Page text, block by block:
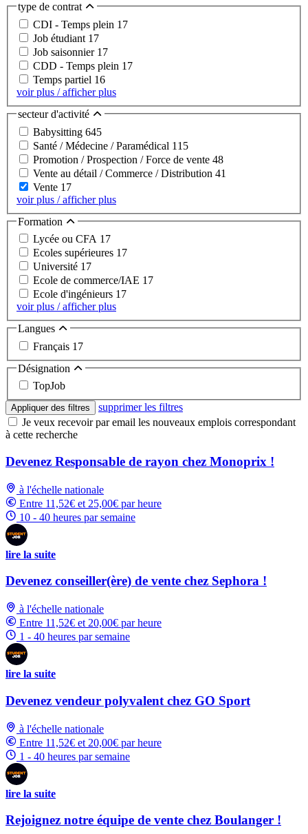
type de contrat
CDI - Temps plein 17
Job étudiant 17
Job saisonnier 17
CDD - Temps plein 17
Temps partiel 16
voir plus / afficher plus
secteur d'activité
Babysitting 645
Santé / Médecine / Paramédical 115
Promotion / Prospection / Force de vente 48
Vente au détail / Commerce / Distribution 41
Vente 17
voir plus / afficher plus
Formation
Lycée ou CFA 17
Ecoles supérieures 17
Université 17
Ecole de commerce/IAE 17
Ecole d'ingénieurs 17
voir plus / afficher plus
Langues
Français 17
Désignation
TopJob
Appliquer des filtres
supprimer les filtres
Je veux recevoir par email les nouveaux emplois correspondant
à cette recherche
Devenez Responsable de rayon chez Monoprix !
à l'échelle nationale
Entre 11,52€ et 25,00€ par heure
10 - 40 heures par semaine
lire la suite
Devenez conseiller(ère) de vente chez Sephora !
à l'échelle nationale
Entre 11,52€ et 20,00€ par heure
1 - 40 heures par semaine
lire la suite
Devenez vendeur polyvalent chez GO Sport
à l'échelle nationale
Entre 11,52€ et 20,00€ par heure
1 - 40 heures par semaine
lire la suite
Rejoignez notre équipe de vente chez Boulanger !